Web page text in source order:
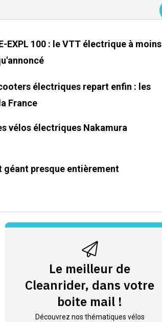
EXPL 100 : le VTT électrique à moins
électriques repart enfin : les
France
vélos électriques Nakamura
géant presque entièrement
Le meilleur de
Cleanrider, dans votre
boite mail !
Découvrez nos thématiques vélos